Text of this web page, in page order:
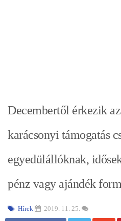
Decembertől érkezik
karácsonyi támogatás
egyedülállóknak,
pénz vagy ajándék
Hírek 2019. 11. 25.